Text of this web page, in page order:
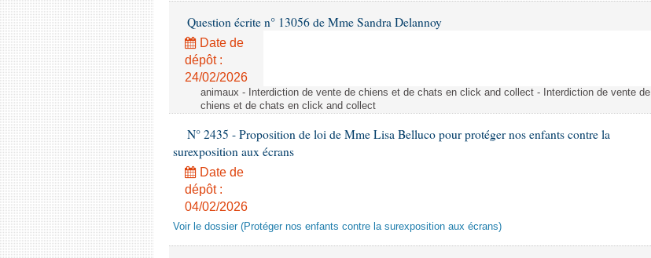
Question écrite n° 13056 de Mme Sandra Delannoy
Date de
dépôt :
24/02/2026
animaux - Interdiction de vente de chiens et de chats en click and collect - Interdiction de vente de
chiens et de chats en click and collect
N° 2435 - Proposition de loi de Mme Lisa Belluco pour protéger nos enfants contre la
surexposition aux écrans
Date de
dépôt :
04/02/2026
Voir le dossier (Protéger nos enfants contre la surexposition aux écrans)